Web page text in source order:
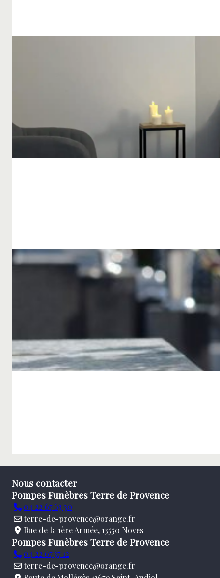
Nous contacter
Pompes Funèbres Terre de Provence
04 22 67 63 30
terre-de-provence@orange.fr
Rue de la 1ère Armée, 13550 Noves
Pompes Funèbres Terre de Provence
04 22 67 37 12
terre-de-provence@orange.fr